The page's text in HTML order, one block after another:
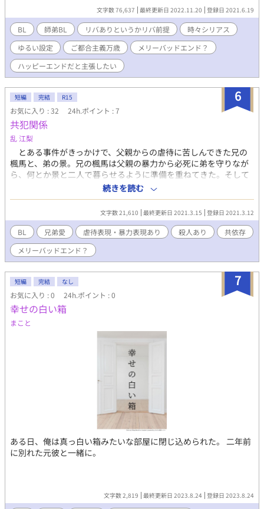
つりいっぱい背後注意シーンがあります。 アホな設定ですが、が
っつりシリアスも入ります。 CPは師匠（ユージーン）×弟子（シ
ア）が基本になります、が、触手だったり、師匠以外にされそう
になるシーンも多々出てきますので、CP固定派の方はご注意くだ
さいませ…！ 師弟のリバもあります。注意書きが遅くなり申し訳
ありませんでした。 ＊＊＊ 12.2 完結しました！！ 読んでくださ
った方、ブクマをしてくださった方、しおりを挟んでくださった
た！！！
文字数 76,637 最終更新日 2022.11.20 登録日 2021.6.19
BL 師弟BL リバありというかリバ前提
時々シリアス
ゆるい設定
ご都合主義万歳
メリーバッドエンド？
ハッピーエンドだと主張したい
6
短編 完結 R15
お気に入り : 32 24h.ポイント : 7
共犯関係
乱 江梨
とある事件がきっかけで、父親からの虐待に苦しんできた兄の
楓馬と、弟の景。兄の楓馬は父親の暴力から必死に弟を守りなが
ら、何とか景と二人で暮らせるように準備を重ねてきた。そして
楓馬の就職先が決まり、高校を卒業するその日。楓馬は景の異変
に気づき――。 ※ハッピーエンドかバッドエンドかは、読者様
の判断に任せたいです。全４話です。
続きを読む
文字数 21,610 最終更新日 2021.3.15 登録日 2021.3.12
BL 兄弟愛 虐待表現・暴力表現あり 殺人あり
共依存
メリーバッドエンド？
7
短編 完結 なし
お気に入り : 0 24h.ポイント : 0
幸せの白い箱
まこと
ある日、俺は真っ白い箱みたいな部屋に閉じ込められた。 二年前
に別れた元彼と一緒に。
文字数 2,819 最終更新日 2023.8.24 登録日 2023.8.24